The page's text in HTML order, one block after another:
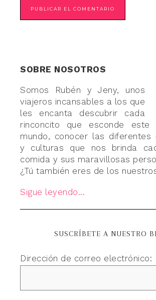
SOBRE NOSOTROS
Somos Rubén y Jeny, unos
viajeros incansables a los que
les encanta descubrir cada
rinconcito que esconde este
mundo, conocer las diferentes
y culturas que nos brinda
comida y sus maravillosas
¿Tú también eres de los
Sigue leyendo...
SUSCRÍBETE A NUESTRO
Dirección de correo electrónico: